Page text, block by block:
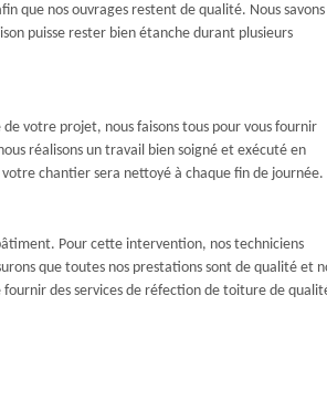
que nos ouvrages restent de qualité. Nous savons
puisse rester bien étanche durant plusieurs
votre projet, nous faisons tous pour vous fournir
réalisons un travail bien soigné et exécuté en
chantier sera nettoyé à chaque fin de journée.
Pour cette intervention, nos techniciens
que toutes nos prestations sont de qualité et
des services de réfection de toiture de